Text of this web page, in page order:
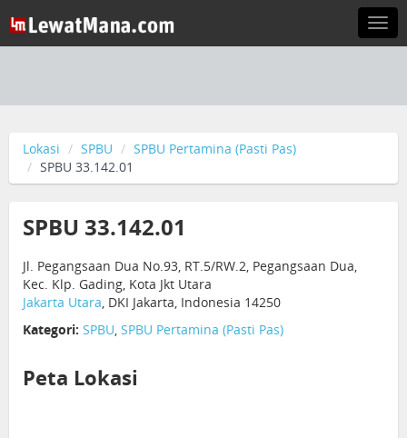
Lokasi SPBU
SPBU Pertamina (Pasti Pas)
SPBU 33.142.01
SPBU 33.142.01
Jl. Pegangsaan Dua No.93, RT.5/RW.2, Pegangsaan Dua,
Kec. Klp. Gading, Kota Jkt Utara
Jakarta Utara, DKI Jakarta, Indonesia 14250
Kategori: SPBU, SPBU Pertamina (Pasti Pas)
Peta Lokasi